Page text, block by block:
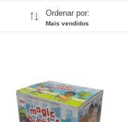
Ordenar por:
Mais vendidos